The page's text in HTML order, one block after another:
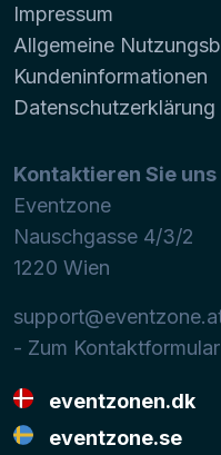
Impressum
Allgemeine
Kundeninformationen
Datenschutzerklärung
Kontaktieren Sie uns
Eventzone
Nauschgasse 4/3/2
1220 Wien
- Zum Kontaktformular
eventzonen.dk
eventzone.se